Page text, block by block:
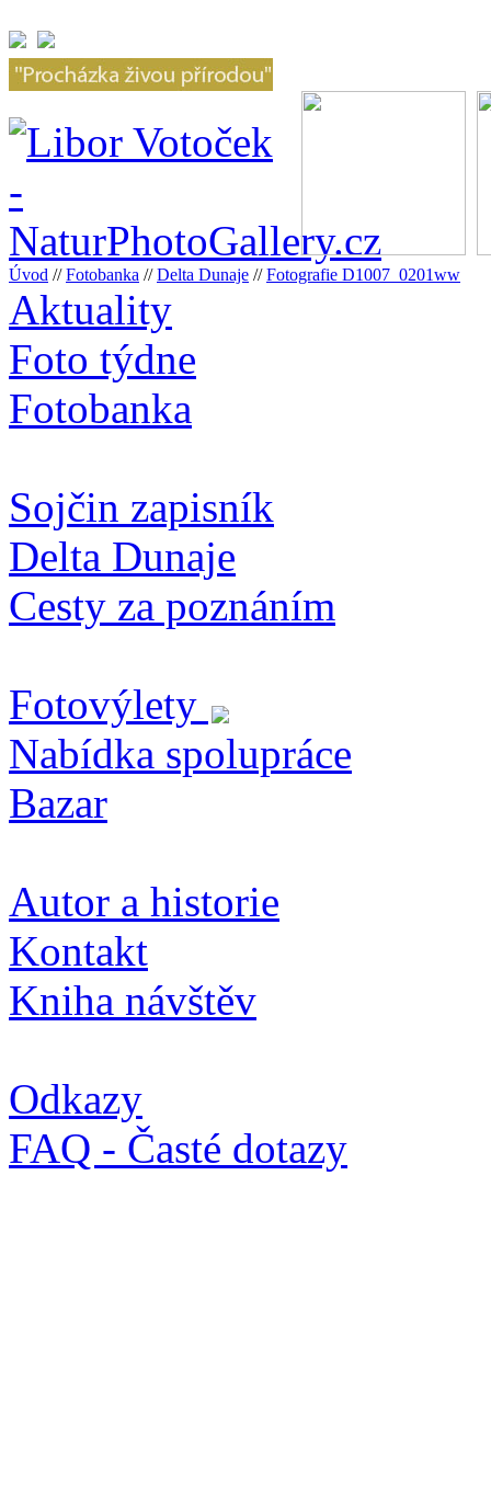
Úvod //Fotobanka //Delta Dunaje //Fotografie D1007_0201ww
Aktuality
Foto týdne
Fotobanka
Sojčin zapisník
Delta Dunaje
Cesty za poznáním
Fotovýlety
Nabídka spolupráce
Bazar
Autor a historie
Kontakt
Kniha návštěv
Odkazy
FAQ - Časté dotazy